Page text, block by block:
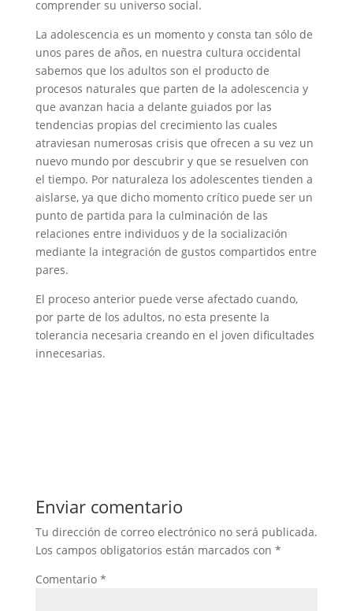
comprender su universo social.
La adolescencia es un momento y consta tan sólo de
unos pares de años, en nuestra cultura occidental
sabemos que los adultos son el producto de
procesos naturales que parten de la adolescencia y
que avanzan hacia a delante guiados por las
tendencias propias del crecimiento las cuales
atraviesan numerosas crisis que ofrecen a su vez un
nuevo mundo por descubrir y que se resuelven con
el tiempo. Por naturaleza los adolescentes tienden a
aislarse, ya que dicho momento crítico puede ser un
punto de partida para la culminación de las
relaciones entre individuos y de la socialización
mediante la integración de gustos compartidos entre
pares.
El proceso anterior puede verse afectado cuando,
por parte de los adultos, no esta presente la
tolerancia necesaria creando en el joven dificultades
innecesarias.
Enviar comentario
Tu dirección de correo electrónico no será publicada.
Los campos obligatorios están marcados con *
Comentario *